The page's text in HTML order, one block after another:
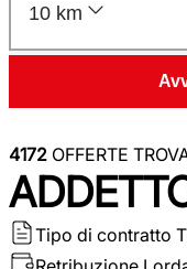
10 km
4172 OFFERTE
Tipo di contratto